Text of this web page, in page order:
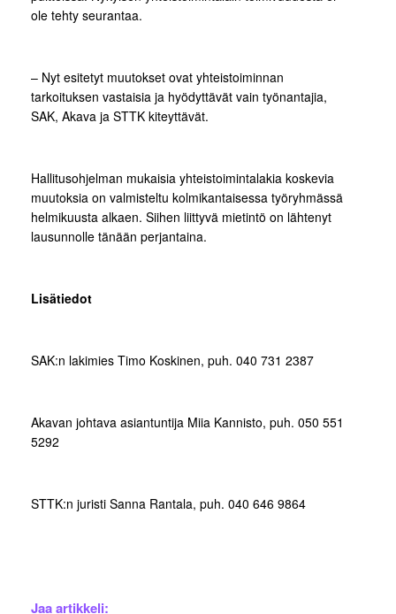
ole tehty seurantaa.
– Nyt esitetyt muutokset ovat yhteistoiminnan
tarkoituksen vastaisia ja hyödyttävät vain työnantajia,
SAK, Akava ja STTK kiteyttävät.
Hallitusohjelman mukaisia yhteistoimintalakia koskevia
muutoksia on valmisteltu kolmikantaisessa työryhmässä
helmikuusta alkaen. Siihen liittyvä mietintö on lähtenyt
lausunnolle tänään perjantaina.
Lisätiedot
SAK:n lakimies Timo Koskinen, puh. 040 731 2387
Akavan johtava asiantuntija Miia Kannisto, puh. 050 551
5292
STTK:n juristi Sanna Rantala, puh. 040 646 9864
Jaa artikkeli: